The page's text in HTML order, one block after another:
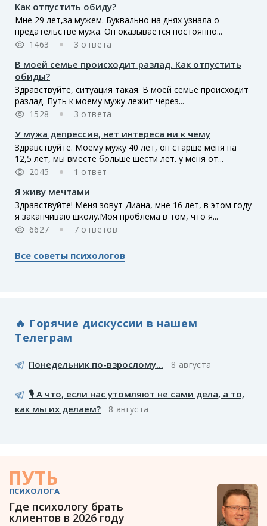
Как отпустить обиду?
Мне 29 лет,за мужем. Буквально на днях узнала о
предательстве мужа. Он оказывается постоянно...
1463
3 ответа
В моей семье происходит разлад. Как отпустить
обиды?
Здравствуйте, ситуация такая. В моей семье происходит
разлад. Путь к моему мужу лежит через...
1528
3 ответа
У мужа депрессия, нет интереса ни к чему
Здравствуйте. Моему мужу 40 лет, он старше меня на
12,5 лет, мы вместе больше шести лет. у меня от...
2045
1 ответ
Я живу мечтами
Здравствуйте! Меня зовут Диана, мне 16 лет, в этом году
я заканчиваю школу.Моя проблема в том, что я...
6627
7 ответов
Все советы психологов
🔥 Горячие дискуссии в нашем
Телеграм
Понедельник по-взрослому... 8 августа
🎙️ А что, если нас утомляют не сами дела, а то,
как мы их делаем?
8 августа
ПУТЬ
ПСИХОЛОГА
Где психологу брать
клиентов в 2026 году